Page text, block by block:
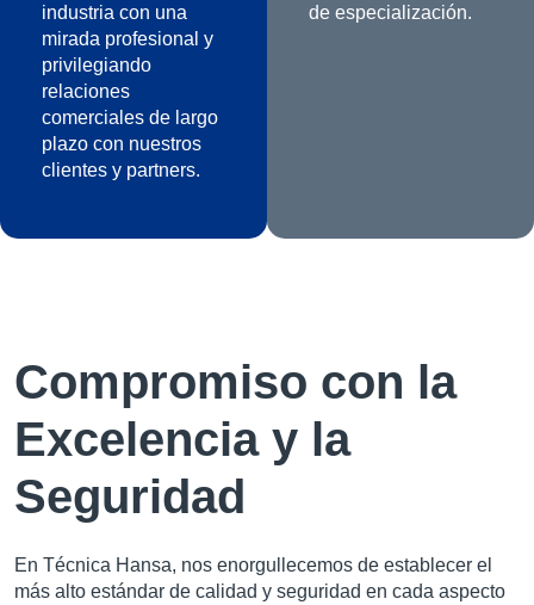
industria con una
mirada profesional y
privilegiando
relaciones
comerciales de largo
plazo con nuestros
clientes y partners.
de especialización.
Compromiso con la
Excelencia y la
Seguridad
En Técnica Hansa, nos enorgullecemos de establecer el
más alto estándar de calidad y seguridad en cada aspecto